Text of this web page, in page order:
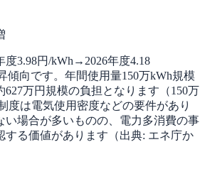
度3.98円/kWh→2026年度4.18
傾向です。年間使用量150万kWh規模
万円規模の負担となります（150万
度は電気使用密度などの要件があり
い場合が多いものの、電力多消費の事
する価値があります（出典: エネ庁か